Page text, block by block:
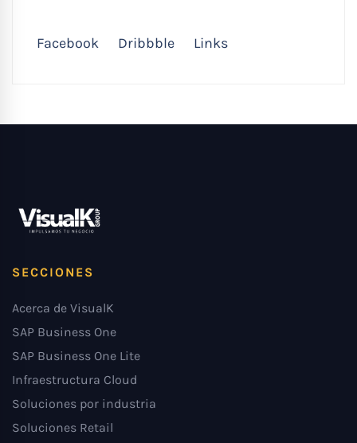
Facebook Dribbble Links
SECCIONES
Acerca de VisualK
SAP Business One
SAP Business One Lite
Infraestructura Cloud
Soluciones por industria
Soluciones Retail